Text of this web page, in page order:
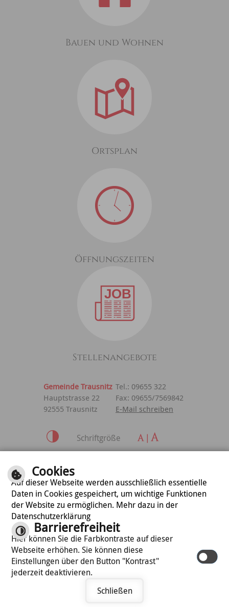
Bauen und Wohnen
Ortsplan
Öffnungszeiten
Stellenangebote
Gemeinde Trausnitz Tel.: 09655 322
Hauptstrasse 22
Fax: 09655/7569842
92555 Trausnitz
E-Mail schreiben
Schriftgröße
Datenschutzerklärung
optimiert für
mobile Endgeräte
©cm city media GmbH
Termin vereinbaren
Cookies
Auf dieser Webseite werden ausschließlich essentielle
Daten in Cookies gespeichert, um wichtige Funktionen
der Website zu ermöglichen. Mehr dazu in der
Datenschutzerklärung
Barrierefreiheit
Hier können Sie die Farbkontraste auf dieser
Webseite erhöhen. Sie können diese
Einstellungen über den Button "Kontrast"
jederzeit deaktivieren.
Schließen